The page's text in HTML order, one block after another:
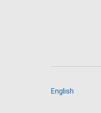
English